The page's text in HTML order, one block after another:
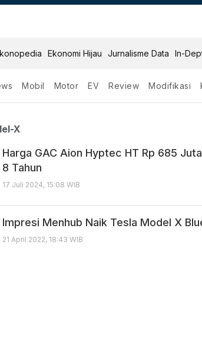
Ekonomi Hijau Jurnalisme Data In-
Mobil Motor EV Review Modifikasi
X
X
Harga GAC Aion Hyptec HT Rp 685
8 Tahun
17 Juli 2024, 15:08 WIB
Impresi Menhub Naik Tesla Model X
21 April 2022, 18:43 WIB